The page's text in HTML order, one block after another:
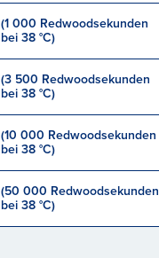
(1 000 Redwoodsekunden
bei 38 °C)
(3 500 Redwoodsekunden
bei 38 °C)
(10 000 Redwoodsekunden
bei 38 °C)
(50 000 Redwoodsekunden
bei 38 °C)